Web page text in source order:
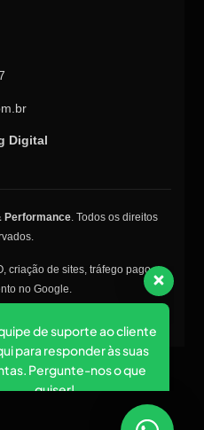
Digital
Performance. Todos os direitos
criação de sites, tráfego pago e
no Google.
para responder às suas
Pergunte-nos o que
posso ajudar?